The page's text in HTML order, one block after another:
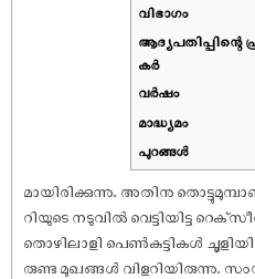
വിഭാഗം
ആദ്യപതിപ്പിന്റെ
കര്‍
വര്‍ഷം
മാദ്ധ്യമം
പുറങ്ങള്‍
മായിരിക്കുന്നു. അതിനു
റിയുടെ നടുവിൽ വെട്ടിയിട്ട
തൊഴിലാളി പെൺകുട്ടികൾ
രുണ്ട മുഖങ്ങൾ വിളറിയിരുന്നു.